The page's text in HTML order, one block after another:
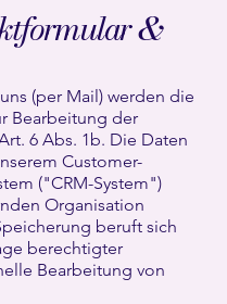
&
(per Mail) werden die
Bearbeitung der
6 Abs. 1b. Die Daten
Customer-
("CRM-System")
Organisation
beruft sich
berechtigter
Bearbeitung von